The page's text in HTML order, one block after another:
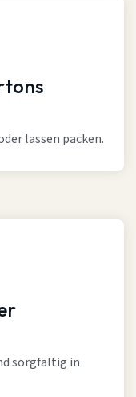
lassen packen.
sorgfältig in